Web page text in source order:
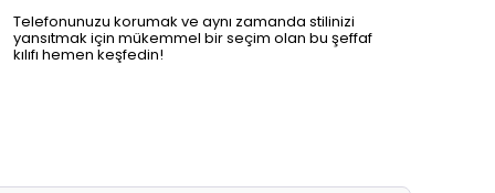
Telefonunuzu korumak ve aynı zamanda stilinizi
yansıtmak için mükemmel bir seçim olan bu şeffaf
kılıfı hemen keşfedin!